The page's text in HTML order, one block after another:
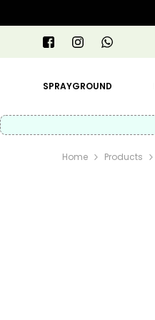
SPRAYGROUND
Home Products